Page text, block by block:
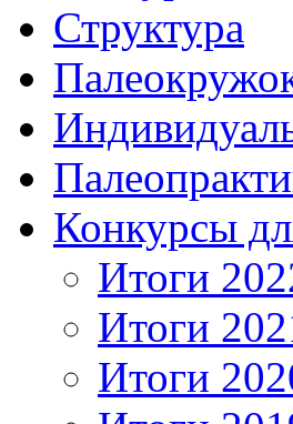
Структура
Конкурсы
Итоги
Итоги
Итоги